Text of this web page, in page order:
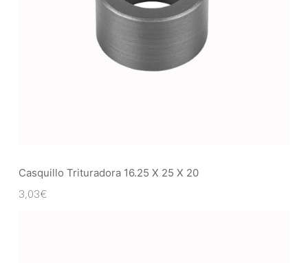
Casquillo Trituradora 16.25 X 25 X 20
3,03€